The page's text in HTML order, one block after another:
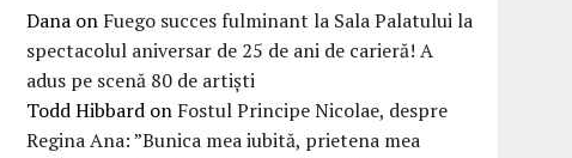
Dana on Fuego succes fulminant la Sala Palatului la
spectacolul aniversar de 25 de ani de carieră! A
adus pe scenă 80 de artiști
Todd Hibbard on Fostul Principe Nicolae, despre
Regina Ana: ”Bunica mea iubită, prietena mea